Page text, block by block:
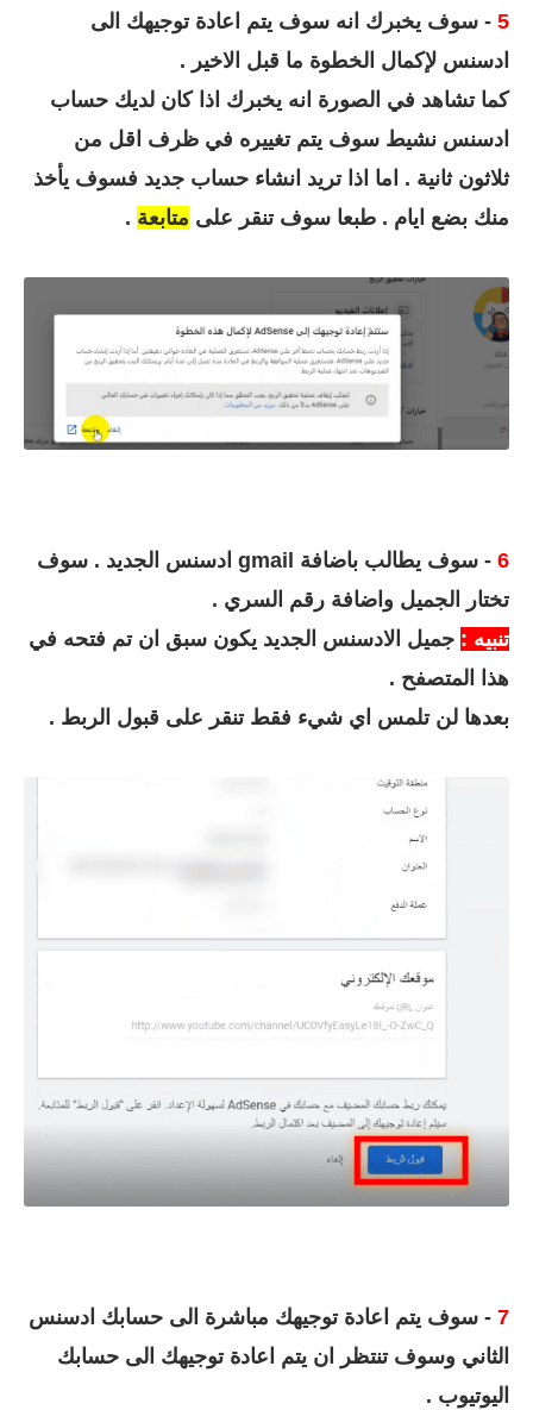
5 - سوف يخبرك انه سوف يتم اعادة توجيهك الى
ادسنس لإكمال الخطوة ما قبل الاخير .
كما تشاهد في الصورة انه يخبرك اذا كان لديك حساب
ادسنس نشيط سوف يتم تغييره في ظرف اقل من
ثلاثون ثانية . اما اذا تريد انشاء حساب جديد فسوف يأخذ
منك بضع ايام . طبعا سوف تنقر على متابعة .
6
- سوف يطالب باضافة gmail ادسنس الجديد . سوف
تختار الجميل واضافة رقم السري .
تنبيه : جميل الادسنس الجديد يكون سبق ان تم فتحه في
هذا المتصفح .
بعدها لن تلمس اي شيء فقط تنقر على قبول الربط .
7 - سوف يتم اعادة توجيهك مباشرة الى حسابك ادسنس
الثاني وسوف تنتظر ان يتم اعادة توجيهك الى حسابك
اليوتيوب .